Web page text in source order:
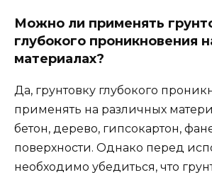
Можно ли применять
глубокого проникновения
материалах?
Да, грунтовку глубокого
применять на различных
бетон, дерево, гипсокартон,
поверхности. Однако перед
необходимо убедиться, что